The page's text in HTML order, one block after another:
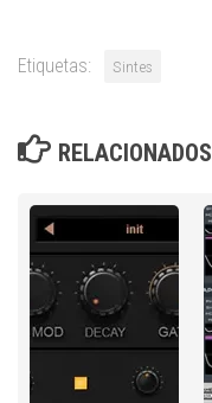
Etiquetas: Sintes
RELACIONADOS